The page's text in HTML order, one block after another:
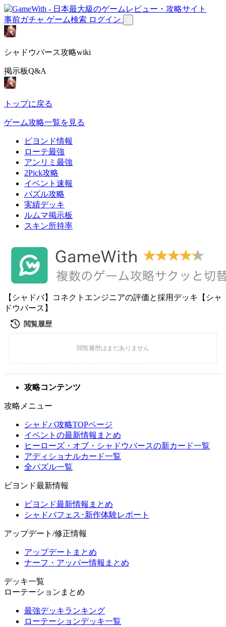
事前ガチャ ゲーム検索 ログイン
シャドウバース攻略wiki
掲示板Q&A
トップに戻る
ゲーム攻略一覧を見る
ビヨンド情報
ローテ最強
アンリミ最強
2Pick攻略
イベント速報
パズル攻略
実績デッキ
ルムマ掲示板
スキン所持率
【シャドバ】コネクトエンジニアの評価と採用デッキ【シャ
ドウバース】
攻略コンテンツ
攻略メニュー
シャドバ攻略TOPページ
イベントの最新情報まとめ
ヒーローズ・オブ・シャドウバースの新カード一覧
アディショナルカード一覧
全パズル一覧
ビヨンド最新情報
ビヨンド最新情報まとめ
シャドバフェス･新作体験レポート
アップデート/修正情報
アップデートまとめ
ナーフ・アッパー情報まとめ
デッキ一覧
ローテーションまとめ
最強デッキランキング
ローテーションデッキ一覧